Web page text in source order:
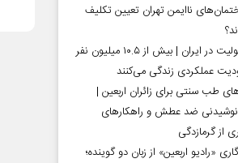
ناایمن تهران تعیین تکلیف
آمار معلولیت در ایران | بیش از ۱۰.۵ میلیون نفر
عملکردی زندگی می‌کنند
طب سنتی برای زائران اربعین |
نوشیدنی ضد عطش و راهکارهای
از گرمازدگی
«رادیو اربعین» از زبان دو گوینده؛